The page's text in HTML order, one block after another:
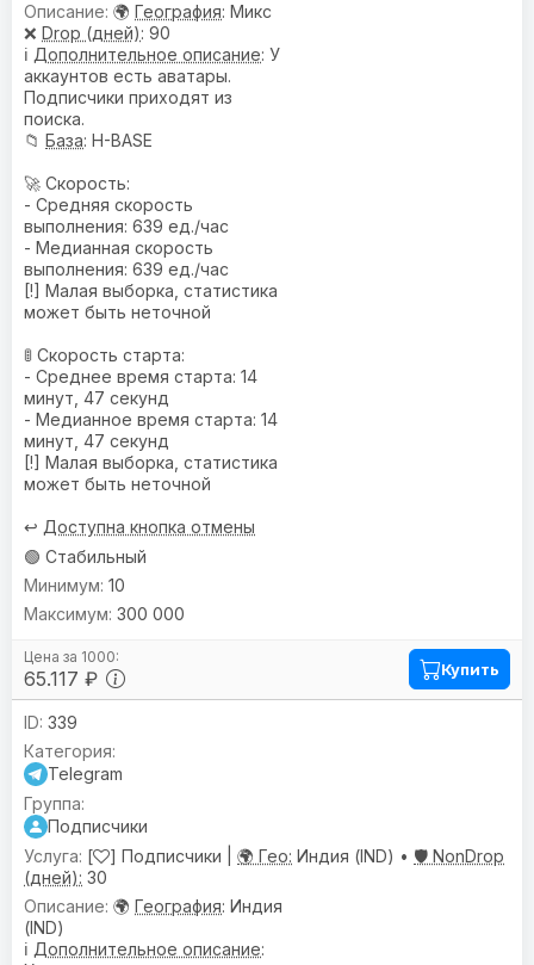
🌍 География: Микс
❌ Drop (дней): 90
ℹ️ Дополнительное описание: У
аккаунтов есть аватары.
Подписчики приходят из
поиска.
📁 База: H-BASE
🚀 Скорость:
- Средняя скорость
выполнения: 639 ед./час
- Медианная скорость
выполнения: 639 ед./час
[!] Малая выборка, статистика
может быть неточной
🚦 Скорость старта:
- Среднее время старта: 14
минут, 47 секунд
- Медианное время старта: 14
минут, 47 секунд
[!] Малая выборка, статистика
может быть неточной
↩️ Доступна кнопка отмены
🟢 Стабильный
65.117 ₽
10
300 000
Купить
339
Telegram
Подписчики
[
] Подписчики | 🌍 Гео: Индия (IND) • 🛡️ NonDrop
(дней): 30
🌍 География: Индия
(IND)
ℹ️ Дополнительное описание: